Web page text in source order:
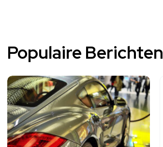
Populaire Berichten